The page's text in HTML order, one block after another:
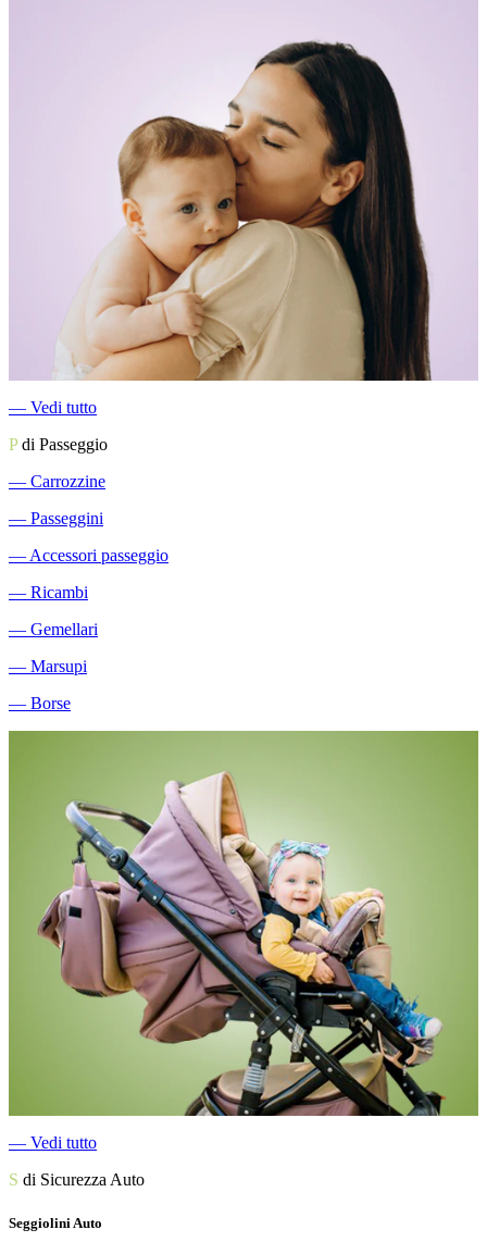
― Vedi tutto
Pdi Passeggio
― Carrozzine
― Passeggini
― Accessori passeggio
― Ricambi
― Gemellari
― Marsupi
― Borse
― Vedi tutto
S di Sicurezza Auto
Seggiolini Auto